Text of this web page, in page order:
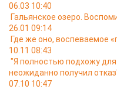
06.03 10:40
Гальянское озеро.
26.01 09:14
Где же оно, воспеваемое
10.11 08:43
"Я полностью подхожу
неожиданно получил
07.10 10:47